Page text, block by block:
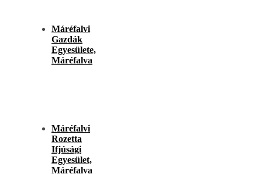
Máréfalvi
Gazdák
Egyesülete,
Máréfalva
Máréfalvi
Rozetta
Ifjúsági
Egyesület,
Máréfalva